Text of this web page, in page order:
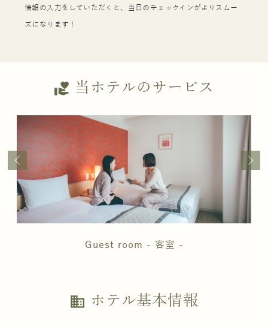
情報の入力をしていただくと、当日のチェックインがよりスムー
ズになります！
volunteer_activism 当ホテルのサービス
Guest room - 客室 -
business ホテル基本情報